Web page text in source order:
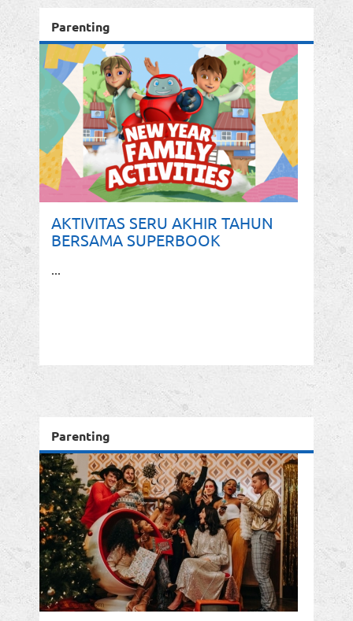
Parenting
AKTIVITAS SERU AKHIR TAHUN
BERSAMA SUPERBOOK
...
Parenting